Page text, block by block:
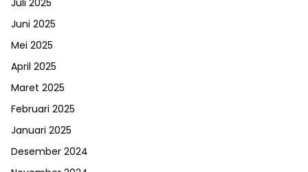
Juli 2025
Juni 2025
Mei 2025
April 2025
Maret 2025
Februari 2025
Januari 2025
Desember 2024